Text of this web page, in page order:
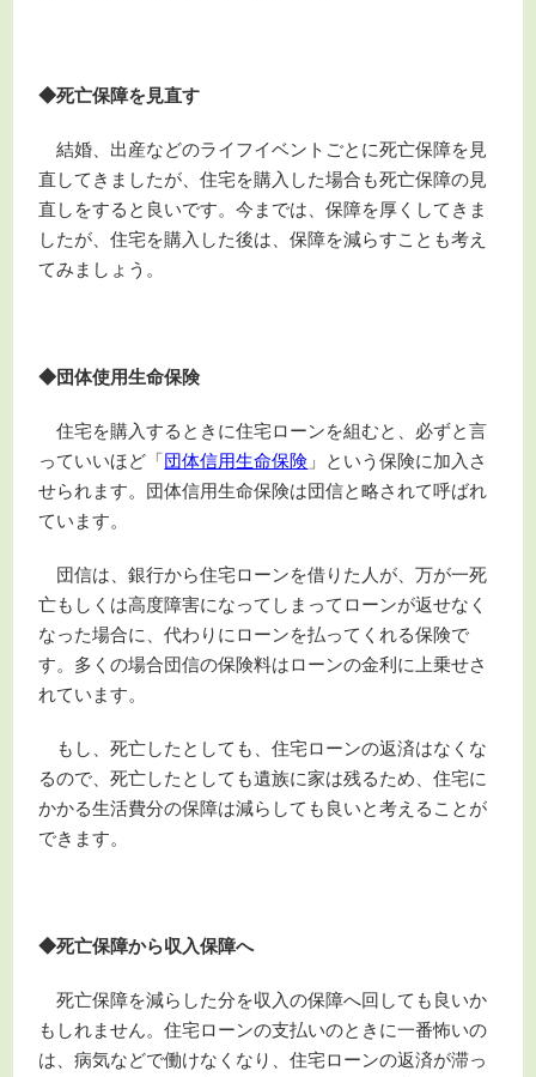
◆死亡保障を見直す
結婚、出産などのライフイベントごとに死亡保障を見
直してきましたが、住宅を購入した場合も死亡保障の見
直しをすると良いです。今までは、保障を厚くしてきま
したが、住宅を購入した後は、保障を減らすことも考え
てみましょう。
◆団体使用生命保険
住宅を購入するときに住宅ローンを組むと、必ずと言
っていいほど「団体信用生命保険 」という保険に加入さ
せられます。団体信用生命保険は団信と略されて呼ばれ
ています。
団信は、銀行から住宅ローンを借りた人が、万が一死
亡もしくは高度障害になってしまってローンが返せなく
なった場合に、代わりにローンを払ってくれる保険で
す。多くの場合団信の保険料はローンの金利に上乗せさ
れています。
もし、死亡したとしても、住宅ローンの返済はなくな
るので、死亡したとしても遺族に家は残るため、住宅に
かかる生活費分の保障は減らしても良いと考えることが
できます。
◆死亡保障から収入保障へ
死亡保障を減らした分を収入の保障へ回しても良いか
もしれません。住宅ローンの支払いのときに一番怖いの
は、病気などで働けなくなり、住宅ローンの返済が滞っ